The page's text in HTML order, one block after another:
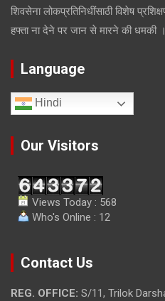
शिवसेना लोकप्रतिनिधींसाठी विशेष
हफ्ता ना देने पर जान से मारने की धमकी ।
Language
Hindi
Our Visitors
Views Today : 568
Who's Online : 12
Contact Us
REG. OFFICE: S/11, Trilok